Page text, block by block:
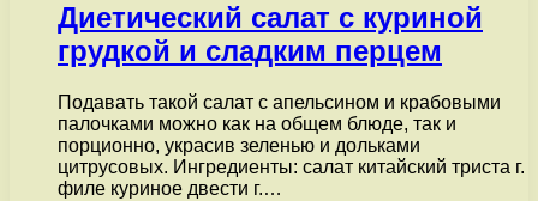
Диетический салат с куриной
грудкой и сладким перцем
Подавать такой салат с апельсином и крабовыми
палочками можно как на общем блюде, так и
порционно, украсив зеленью и дольками
цитрусовых. Ингредиенты: салат китайский триста г.
филе куриное двести г.…